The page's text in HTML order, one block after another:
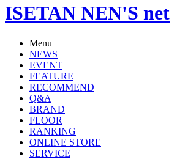
ISETAN NEN'S net
Menu
NEWS
EVENT
FEATURE
RECOMMEND
Q&A
BRAND
FLOOR
RANKING
ONLINE STORE
SERVICE